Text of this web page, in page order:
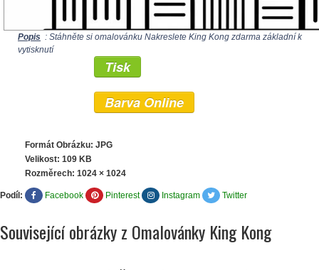
Popis : Stáhněte si omalovánku Nakreslete King Kong zdarma základní k
vytisknutí
Tisk
Barva Online
Formát Obrázku: JPG
Velikost: 109 KB
Rozměrech: 1024 × 1024
Podíl: Facebook Pinterest Instagram Twitter
Související obrázky z Omalovánky King Kong